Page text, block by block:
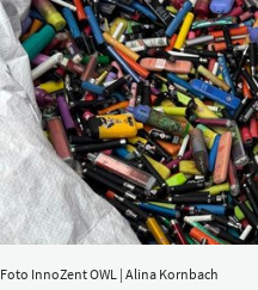
Foto InnoZent OWL | Alina Kornbach